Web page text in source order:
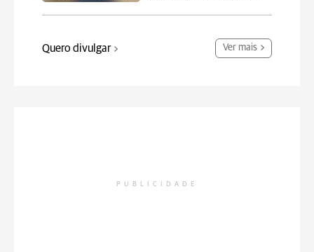
Quero divulgar Ver mais
PUBLICIDADE